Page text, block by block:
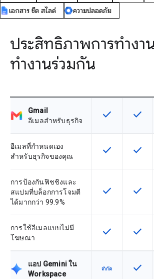
เอกสาร ชีต สไลด์
ความปลอดภัย
ประสิทธิภาพการทำงา
ทำงานร่วมกัน
Gmail
อีเมลสำหรับธุรกิจ
ฟีเจอร์นี้ใช้ได้กั
check ฟีเจอ
check
อีเมลที่กำหนดเอง
สำหรับธุรกิจของคุณ
ฟีเจอร์นี้ใช้ได้กั
check ฟีเจอ
check
การป้องกันฟิชชิงและ
สแปมที่บล็อกการโจมตี
ได้มากกว่า 99.9%
ฟีเจอร์นี้ใช้ได้กั
check ฟีเจอ
check
การใช้อีเมลแบบไม่มี
โฆษณา
ฟีเจอร์นี้ใช้ได้กั
check ฟีเจอ
check
แอป Gemini ใน
Workspace
จำกัด ฟีเจอ
check